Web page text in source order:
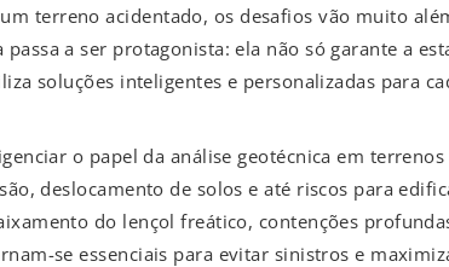
terreno acidentado, os desafios vão muito
a ser protagonista: ela não só garante a
soluções inteligentes e personalizadas para
o papel da análise geotécnica em
deslocamento de solos e até riscos para
do lençol freático, contenções
se essenciais para evitar sinistros e